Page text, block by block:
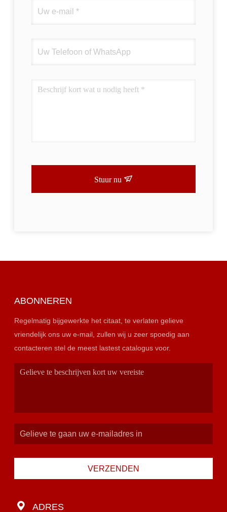
Stuur nu
ABONNEREN
Regelmatig bijgewerkte het citaat, te verlaten gelieve
vriendelijk ons uw e-mail, zullen wij u zeer spoedig aan
contacteren stel de meest lastest catalogus voor.
VERZENDEN
ADRES